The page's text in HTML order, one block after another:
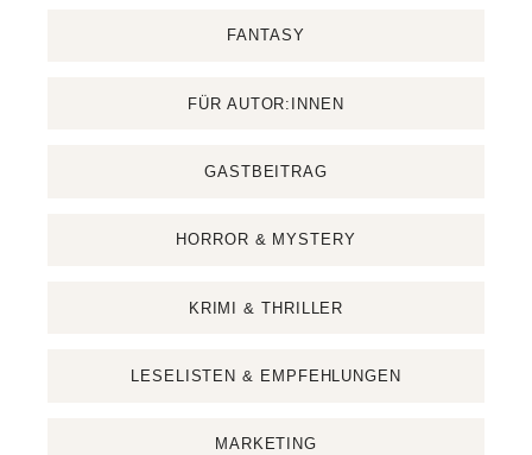
FANTASY
FÜR AUTOR:INNEN
GASTBEITRAG
HORROR & MYSTERY
KRIMI & THRILLER
LESELISTEN & EMPFEHLUNGEN
MARKETING